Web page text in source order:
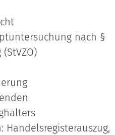
nach §